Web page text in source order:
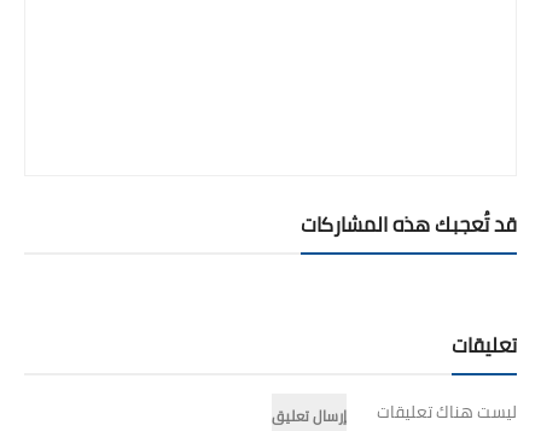
قد تُعجبك هذه المشاركات
تعليقات
ليست هناك تعليقات
إرسال تعليق